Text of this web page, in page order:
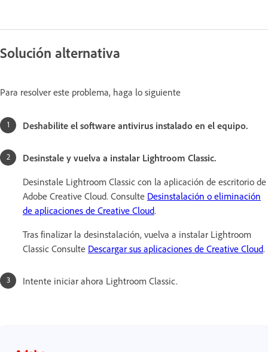
Solución alternativa
Para resolver este problema, haga lo siguiente
Deshabilite el software antivirus instalado en el equipo.
Desinstale y vuelva a instalar Lightroom Classic.
Desinstale Lightroom Classic con la aplicación de escritorio de
Adobe Creative Cloud. Consulte Desinstalación o eliminación
de aplicaciones de Creative Cloud.
Tras finalizar la desinstalación, vuelva a instalar Lightroom
Classic Consulte Descargar sus aplicaciones de Creative Cloud.
Intente iniciar ahora Lightroom Classic.